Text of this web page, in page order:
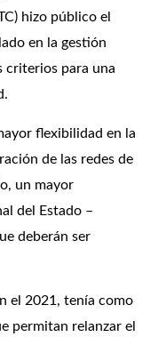
hizo público el
en la gestión
criterios para una
flexibilidad en la
de las redes de
un mayor
del Estado –
deberán ser
el 2021, tenía como
permitan relanzar el